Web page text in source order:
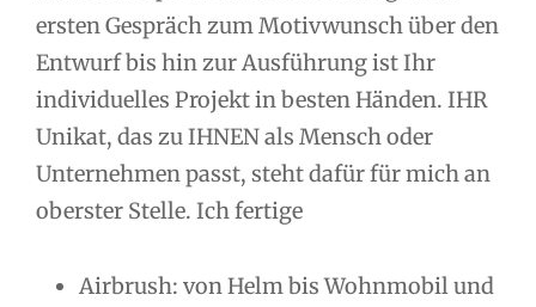
ersten Gespräch zum Motivwunsch über den
Entwurf bis hin zur Ausführung ist Ihr
individuelles Projekt in besten Händen. IHR
Unikat, das zu IHNEN als Mensch oder
Unternehmen passt, steht dafür für mich an
oberster Stelle. Ich fertige
Airbrush: von Helm bis Wohnmobil und